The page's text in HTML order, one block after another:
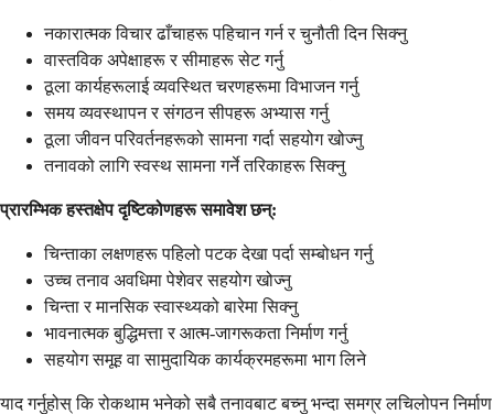
नकारात्मक विचार ढाँचाहरू पहिचान गर्न र चुनौती दिन सिक्नु
वास्तविक अपेक्षाहरू र सीमाहरू सेट गर्नु
ठूला कार्यहरूलाई व्यवस्थित चरणहरूमा विभाजन गर्नु
समय व्यवस्थापन र संगठन सीपहरू अभ्यास गर्नु
ठूला जीवन परिवर्तनहरूको सामना गर्दा सहयोग खोज्नु
तनावको लागि स्वस्थ सामना गर्ने तरिकाहरू सिक्नु
प्रारम्भिक हस्तक्षेप दृष्टिकोणहरू समावेश छन्:
चिन्ताका लक्षणहरू पहिलो पटक देखा पर्दा सम्बोधन गर्नु
उच्च तनाव अवधिमा पेशेवर सहयोग खोज्नु
चिन्ता र मानसिक स्वास्थ्यको बारेमा सिक्नु
भावनात्मक बुद्धिमत्ता र आत्म-जागरूकता निर्माण गर्नु
सहयोग समूह वा सामुदायिक कार्यक्रमहरूमा भाग लिने
याद गर्नुहोस् कि रोकथाम भनेको सबै तनावबाट बच्नु भन्दा समग्र लचिलोपन निर्माण